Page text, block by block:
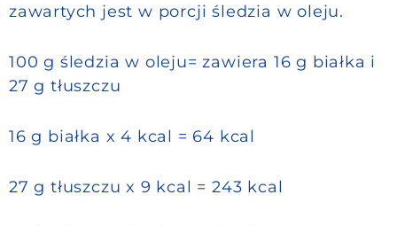
zawartych jest w porcji śledzia w oleju.
100 g śledzia w oleju= zawiera 16 g białka i
27 g tłuszczu
16 g białka x 4 kcal = 64 kcal
27 g tłuszczu x 9 kcal = 243 kcal